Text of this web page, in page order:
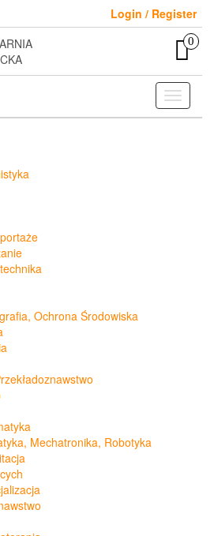
Login / Register
0
Toggle
Ochrona Środowiska
Mechatronika, Robotyka